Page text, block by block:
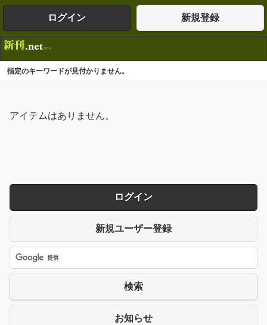
ログイン 新規登録
指定のキーワードが見付かりません。
アイテムはありません。
ログイン
新規ユーザー登録
検索
お知らせ